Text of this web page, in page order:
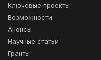
Ключевые проекты
Возможности
Анонсы
Научные статьи
Гранты